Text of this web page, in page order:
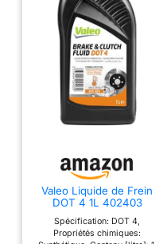
Valeo Liquide de Frein
DOT 4 1L 402403
Spécification: DOT 4,
Propriétés chimiques: